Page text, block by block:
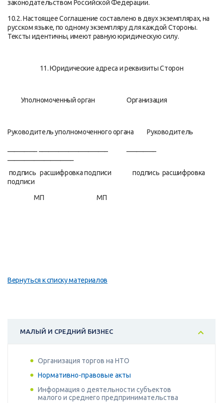
законодательством Российской Федерации.
10.2. Настоящее Соглашение составлено в двух экземплярах, на
русском языке, по одному экземпляру для каждой Стороны.
Тексты идентичны, имеют равную юридическую силу.
11. Юридические адреса и реквизиты Сторон
Уполномоченный орган Организация
Руководитель уполномоченного органа Руководитель
подпись расшифровка подписи подпись расшифровка
подписи
МП МП
Вернуться к списку материалов
МАЛЫЙ И СРЕДНИЙ БИЗНЕС
Организация торгов на НТО
Нормативно-правовые акты
Информация о деятельности субъектов
малого и среднего предпринимательства